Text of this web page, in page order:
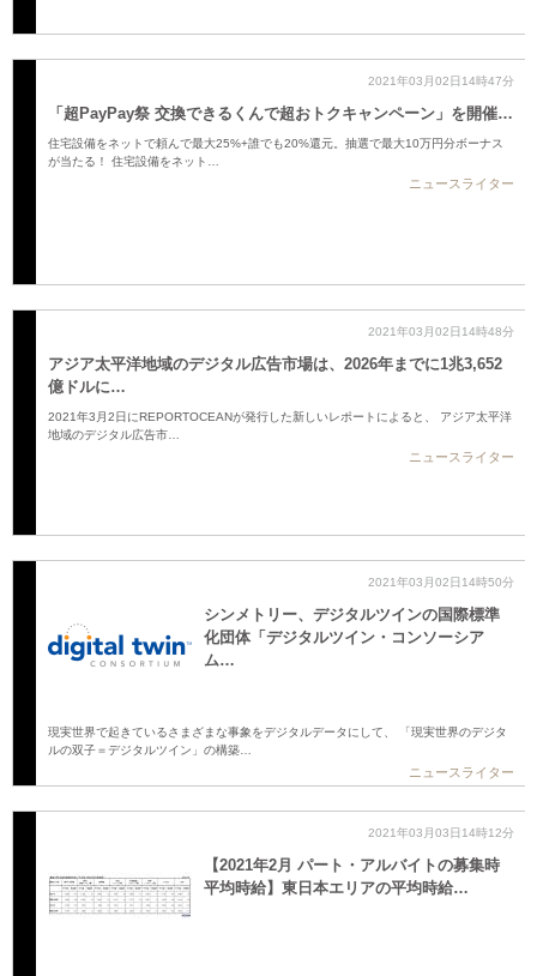
2021年03月02日14時47分
「超PayPay祭 交換できるくんで超おトクキャンペーン」を開催…
住宅設備をネットで頼んで最大25%+誰でも20%還元。抽選で最大10万円分ボーナス
が当たる！ 住宅設備をネット…
ニュースライター
2021年03月02日14時48分
アジア太平洋地域のデジタル広告市場は、2026年までに1兆3,652
億ドルに…
2021年3月2日にREPORTOCEANが発行した新しいレポートによると、 アジア太平洋
地域のデジタル広告市…
ニュースライター
2021年03月02日14時50分
シンメトリー、デジタルツインの国際標準
化団体「デジタルツイン・コンソーシア
ム…
現実世界で起きているさまざまな事象をデジタルデータにして、 「現実世界のデジタ
ルの双子＝デジタルツイン」の構築…
ニュースライター
2021年03月03日14時12分
【2021年2月 パート・アルバイトの募集時
平均時給】東日本エリアの平均時給…